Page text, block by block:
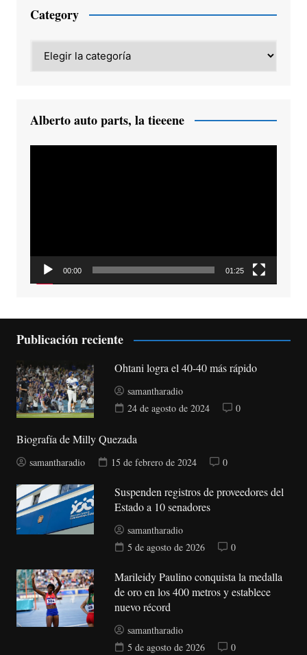
Category
Alberto auto parts, la tieeene
00:00 01:25
Publicación reciente
Ohtani logra el 40-40 más rápido
samantharadio
24 de agosto de 2024
0
Biografía de Milly Quezada
samantharadio 15 de febrero de 2024 0
Suspenden registros de proveedores del
Estado a 10 senadores
samantharadio
5 de agosto de 2026
0
Marileidy Paulino conquista la medalla
de oro en los 400 metros y establece
nuevo récord
samantharadio
5 de agosto de 2026
0